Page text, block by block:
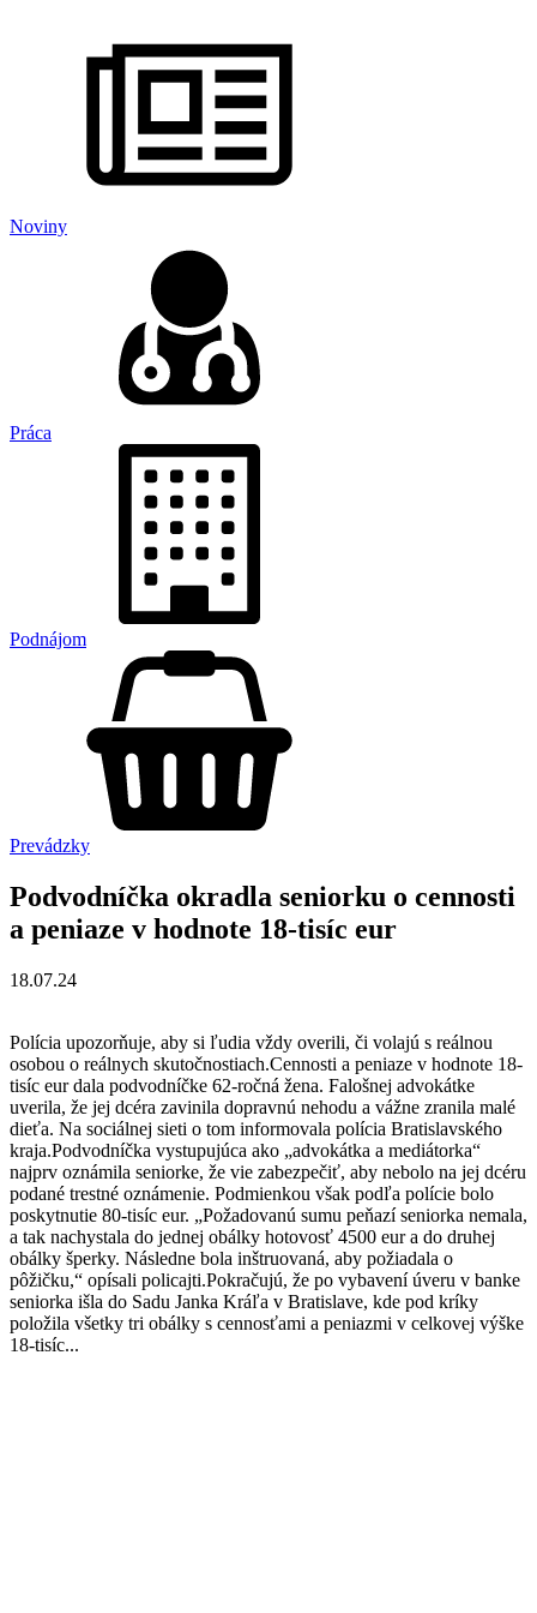
Noviny
Práca
Podnájom
Prevádzky
Podvodníčka okradla seniorku o cennosti
a peniaze v hodnote 18-tisíc eur
18.07.24
Polícia upozorňuje, aby si ľudia vždy overili, či volajú s reálnou
osobou o reálnych skutočnostiach.Cennosti a peniaze v hodnote 18-
tisíc eur dala podvodníčke 62-ročná žena. Falošnej advokátke
uverila, že jej dcéra zavinila dopravnú nehodu a vážne zranila malé
dieťa. Na sociálnej sieti o tom informovala polícia Bratislavského
kraja.Podvodníčka vystupujúca ako „advokátka a mediátorka“
najprv oznámila seniorke, že vie zabezpečiť, aby nebolo na jej dcéru
podané trestné oznámenie. Podmienkou však podľa polície bolo
poskytnutie 80-tisíc eur. „Požadovanú sumu peňazí seniorka nemala,
a tak nachystala do jednej obálky hotovosť 4500 eur a do druhej
obálky šperky. Následne bola inštruovaná, aby požiadala o
pôžičku,“ opísali policajti.Pokračujú, že po vybavení úveru v banke
seniorka išla do Sadu Janka Kráľa v Bratislave, kde pod kríky
položila všetky tri obálky s cennosťami a peniazmi v celkovej výške
18-tisíc...